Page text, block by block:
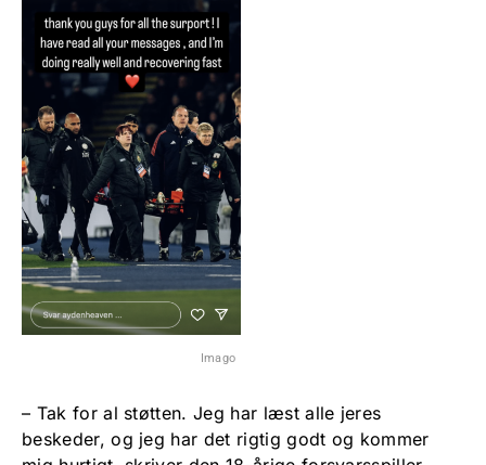
Imago
– Tak for al støtten. Jeg har læst alle jeres
beskeder, og jeg har det rigtig godt og kommer